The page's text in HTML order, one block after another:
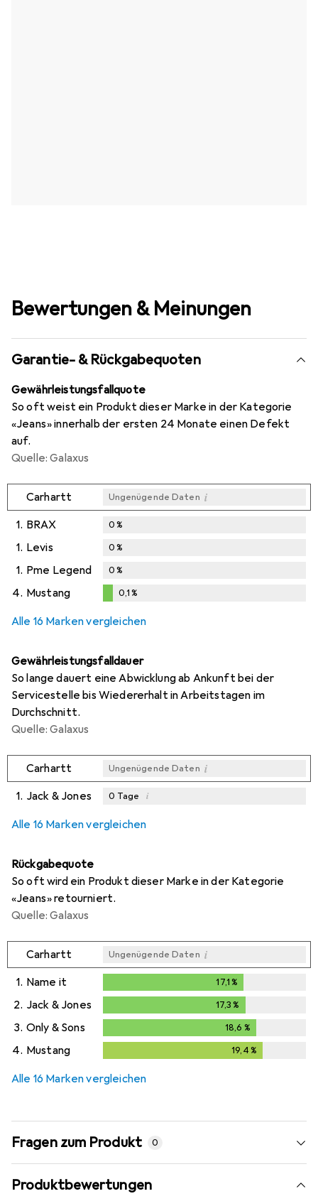
Bewertungen & Meinungen
Garantie- & Rückgabequoten
Gewährleistungsfallquote
So oft weist ein Produkt dieser Marke in der Kategorie
«Jeans» innerhalb der ersten 24 Monate einen Defekt
auf.
Quelle: Galaxus
Carhartt Ungenügende Daten i
1. BRAX 0%
1. Levis 0%
1. Pme Legend 0%
4. Mustang 0,1%
Alle 16 Marken vergleichen
Gewährleistungsfalldauer
So lange dauert eine Abwicklung ab Ankunft bei der
Servicestelle bis Wiedererhalt in Arbeitstagen im
Durchschnitt.
Quelle: Galaxus
Carhartt Ungenügende Daten i
1. Jack & Jones 0 Tage i
Alle 16 Marken vergleichen
Rückgabequote
So oft wird ein Produkt dieser Marke in der Kategorie
«Jeans» retourniert.
Quelle: Galaxus
Carhartt Ungenügende Daten i
1. Name it 17,1 %
2. Jack & Jones 17,3 %
3. Only & Sons 18,6 %
4. Mustang 19,4 %
Alle 16 Marken vergleichen
Fragen zum Produkt 0
Produktbewertungen